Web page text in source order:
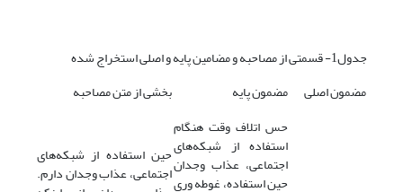
جدول1- قسمتی از مصاحبه و مضامین پایه و اصلی استخراج شده
مضمون اصلی
مضمون پایه
بخشی از متن مصاحبه
حس اتلاف وقت هنگام
استفاده از شبکه‌های
اجتماعی، عذاب وجدان
حین استفاده، غوطه وری
حین استفاده از شبکه‌های
اجتماعی، عذاب وجدان دارم.